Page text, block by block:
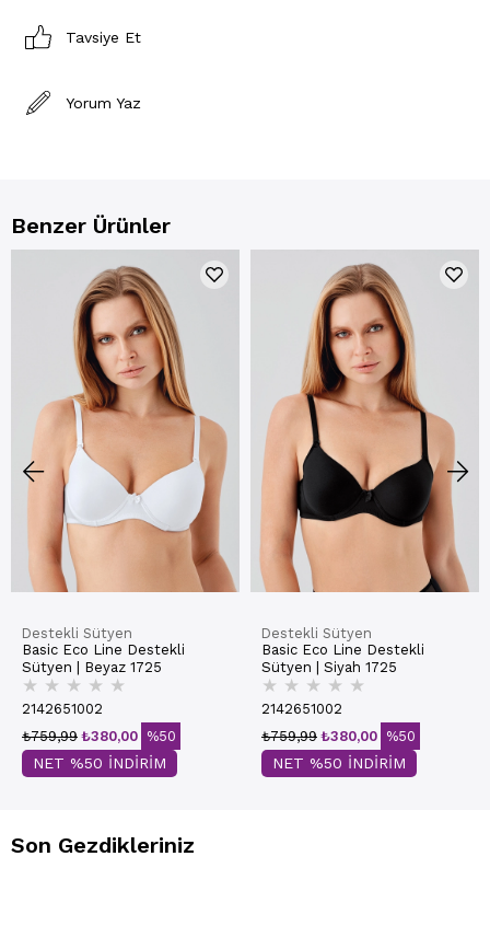
Tavsiye Et
Yorum Yaz
Benzer Ürünler
Destekli Sütyen
Basic Eco Line Destekli
Sütyen | Beyaz 1725
★ ★ ★ ★ ★
2142651002
₺380,00
₺759,99 %50
NET %50 İNDİRİM
Destekli Sütyen
Basic Eco Line Destekli
Sütyen | Siyah 1725
★ ★ ★ ★ ★
2142651002
₺380,00
₺759,99 %50
NET %50 İNDİRİM
Son Gezdikleriniz